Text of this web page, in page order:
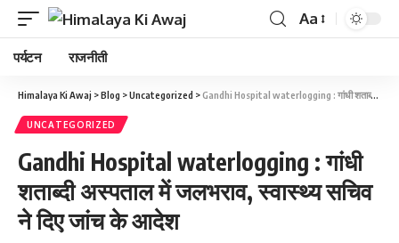
Aa
पर्यटन राजनीती
Himalaya Ki Awaj >Blog >Uncategorized >Gandhi Hospital waterlogging : गांधी शताब्दी अस्पताल में जलभराव, स्वास्थ्य सचिव ने दिए जांच के आदेश
UNCATEGORIZED
Gandhi Hospital waterlogging : गांधी
शताब्दी अस्पताल में जलभराव, स्वास्थ्य सचिव
ने दिए जांच के आदेश